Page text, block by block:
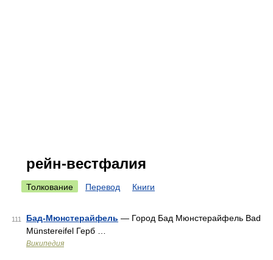
рейн-вестфалия
Толкование Перевод Книги
111 Бад-Мюнстерайфель — Город Бад Мюнстерайфель Bad
Münstereifel Герб …
Википедия